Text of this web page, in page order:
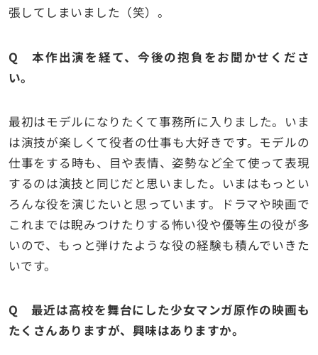
張してしまいました（笑）。
Q 本作出演を経て、今後の抱負をお聞かせくださ
い。
最初はモデルになりたくて事務所に入りました。いま
は演技が楽しくて役者の仕事も大好きです。モデルの
仕事をする時も、目や表情、姿勢など全て使って表現
するのは演技と同じだと思いました。いまはもっとい
ろんな役を演じたいと思っています。ドラマや映画で
これまでは睨みつけたりする怖い役や優等生の役が多
いので、もっと弾けたような役の経験も積んでいきた
いです。
Q 最近は高校を舞台にした少女マンガ原作の映画も
たくさんありますが、興味はありますか。